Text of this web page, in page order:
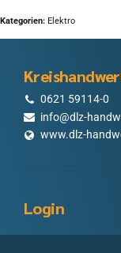
Kategorien: Elektro
0621 59114-0
info@dlz-
www.dlz-
Login